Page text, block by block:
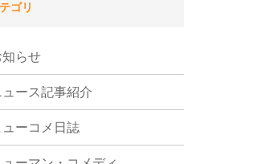
ゴリ
知らせ
ュース記事紹介
ューコメ日誌